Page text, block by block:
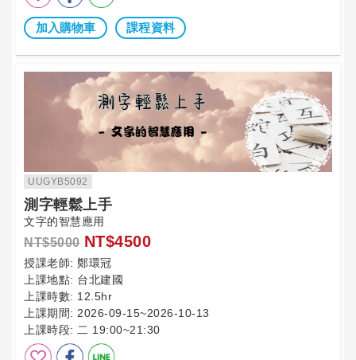
加入購物車 課程資料
UUGYB5092
測字輕鬆上手
文字的智慧應用
NT$5000 NT$4500
授課老師: 鄭環冠
上課地點: 台北建國
上課時數: 12.5hr
上課期間: 2026-09-15~2026-10-13
上課時段: 二 19:00~21:30